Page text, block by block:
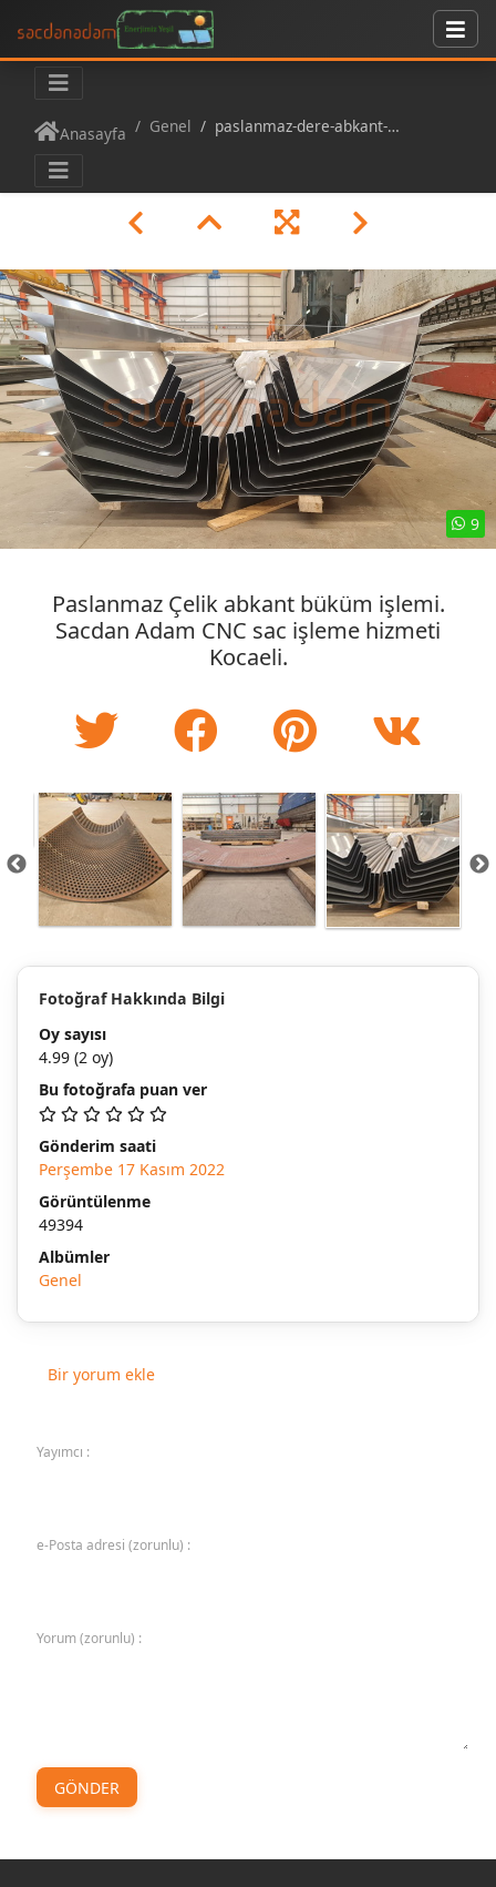
Anasayfa Genel paslanmaz-dere-abkant-bukum
9
Paslanmaz Çelik abkant büküm işlemi.
Sacdan Adam CNC sac işleme hizmeti
Kocaeli.
Fotoğraf Hakkında Bilgi
Oy sayısı
4.99 (2 oy)
Bu fotoğrafa puan ver
Gönderim saati
Perşembe 17 Kasım 2022
Görüntülenme
49394
Albümler
Genel
Bir yorum ekle
Yayımcı :
e-Posta adresi (zorunlu) :
Yorum (zorunlu) :
GÖNDER